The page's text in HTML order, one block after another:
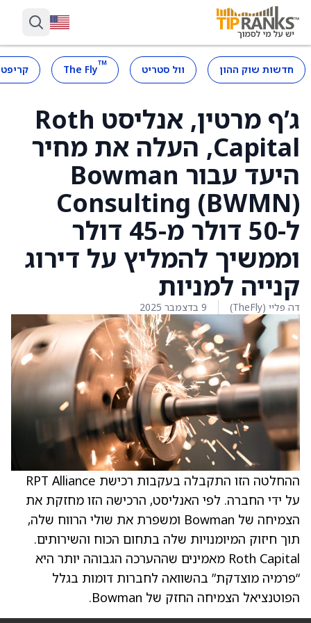
חדשות שוק ההון וול סטריט ™
The Fly
ג’ף מרטין, אנליסט Roth
Capital, העלה את מחיר
היעד עבור Bowman
Consulting (BWMN)
ל-50 דולר מ-45 דולר
וממשיך להמליץ על דירוג
קנייה למניות
דה פליי (TheFly) 9 בדצמבר 2025
ההחלטה הזו התקבלה בעקבות רכישת RPT Alliance
על ידי החברה. לפי האנליסט, הרכישה הזו מחזקת את
הצמיחה של Bowman ומשפרת את שולי הרווח שלה,
תוך חיזוק המיומנויות שלה בתחום הכוח והשירותים.
Roth Capital מאמינים שההערכה הגבוהה יותר היא
“פרמיה מוצדקת” בהשוואה לחברות דומות בגלל
הפוטנציאל הצמיחה החזק של Bowman.